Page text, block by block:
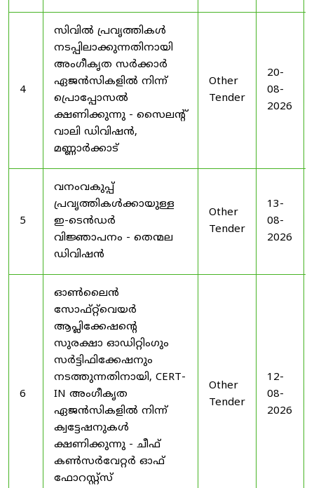
4
സിവിൽ പ്രവൃത്തികൾ
നടപ്പിലാക്കുന്നതിനായി
അംഗീകൃത സർക്കാർ
ഏജൻസികളിൽ നിന്ന്
പ്രൊപ്പോസൽ
ക്ഷണിക്കുന്നു - സൈലന്റ്
വാലി ഡിവിഷൻ,
മണ്ണാർക്കാട്
Other
Tender
20-
08-
2026
5
വനംവകുപ്പ്
പ്രവൃത്തികൾക്കായുള്ള
ഇ-ടെൻഡർ
വിജ്ഞാപനം - തെന്മല
ഡിവിഷൻ
Other
Tender
13-
08-
2026
6
ഓൺലൈൻ
സോഫ്റ്റ്‌വെയർ
ആപ്ലിക്കേഷന്റെ
സുരക്ഷാ ഓഡിറ്റിംഗും
സർട്ടിഫിക്കേഷനും
നടത്തുന്നതിനായി, CERT-
IN അംഗീകൃത
ഏജൻസികളിൽ നിന്ന്
ക്വട്ടേഷനുകൾ
ക്ഷണിക്കുന്നു - ചീഫ്
കൺസർവേറ്റർ ഓഫ്
ഫോറസ്റ്റ്സ്
Other
Tender
12-
08-
2026